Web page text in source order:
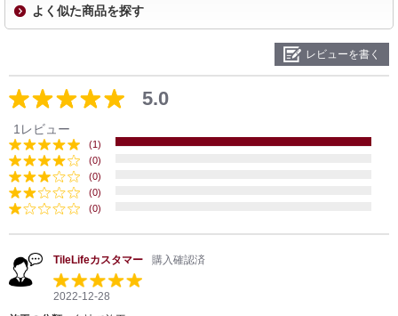
よく似た商品を探す
レビューを書く
5.0
1レビュー
(1)
(0)
(0)
(0)
(0)
TileLifeカスタマー 購入確認済
2022-12-28